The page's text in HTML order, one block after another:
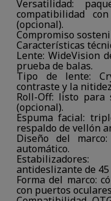
Versatilidad:
compatibilidad
(opcional).
Compromiso
Características
Lente: WideVision
prueba de balas.
Tipo de lente:
contraste y la
Roll-Off: listo para
(opcional).
Espuma facial:
respaldo de vellón
Diseño del
automático.
antideslizante de 45
Forma del marco:
con puertos